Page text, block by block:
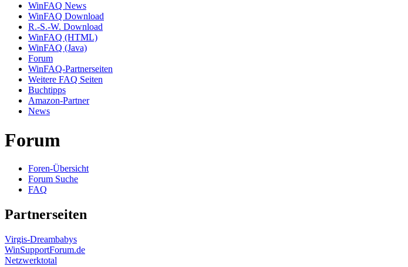
WinFAQ News
WinFAQ Download
R.-S.-W. Download
WinFAQ (HTML)
WinFAQ (Java)
Forum
WinFAQ-Partnerseiten
Weitere FAQ Seiten
Buchtipps
Amazon-Partner
News
Forum
Foren-Übersicht
Forum Suche
FAQ
Partnerseiten
Virgis-Dreambabys
WinSupportForum.de
Netzwerktotal